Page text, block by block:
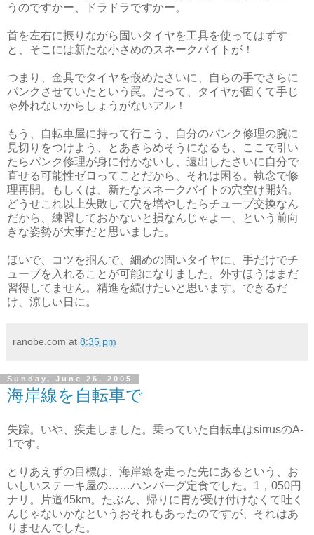
うのですかー、ドラドラですかー。
首を左右に振りながら固いタイヤを工具を使ってはずす
と、そこには新たな小さめのスネークバイトが！
つまり、金具でタイヤを嵌めたさいに、自らの手でさらに
パンクさせていたという罠。だって、タイヤが固くて手じ
ゃ外れないからしょうがないアル！
もう、自転車屋に持って行こう、自分のパンク修理の腕に
見切りをつけよう、とあきらめそうになるも、ここで引い
たらパンク修理が身に付かないし、遠出したさいに自分で
直せる可能性ゼロってことだから、それは困る。執念で修
理再開。もしくは、新たなスネークバイトの穴空け開始。
どうせこれ以上失敗して穴を増やしたらチューブ交換なん
だから、練習しておかないと損なんじゃよー、という前向
きな姿勢が大事だと思いました。
ほいで、コツを掴んで、細めの固いタイヤに、手だけでチ
ューブを入れることが可能になりました。外すほうはまだ
習得してません。精進を続けたいと思います。できるだ
け、涼しい日に。
ranobe.com at 8:35 pm
Sunday, June 26, 2005
海岸線を自転車で
失踪。いや、疾走しました。乗っていた自転車はsirrusのA-
1です。
とりあえずの目標は、海岸線を走った先にあるという、お
いしいステーキ屋の……ハンバーグ定食でした。1，050円
ナリ。片道45km。たぶん、帰りに胃が受け付けなくて吐く
んじゃないかなというおそれもあったのですが、それはあ
りませんでした。